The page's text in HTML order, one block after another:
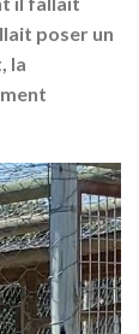
poser un
la